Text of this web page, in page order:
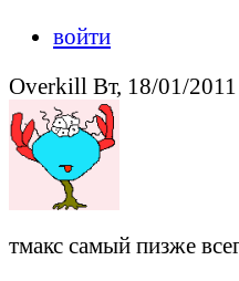
войти
Overkill Вт, 18/01/
тмакс самый пизже